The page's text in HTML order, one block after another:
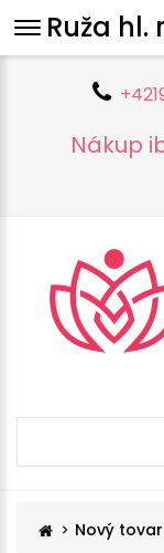
v
Nákup
Nový
Ruža